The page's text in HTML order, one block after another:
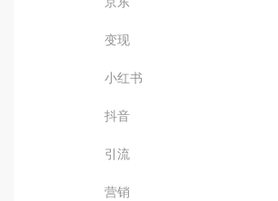
变现
小红书
抖音
引流
营销